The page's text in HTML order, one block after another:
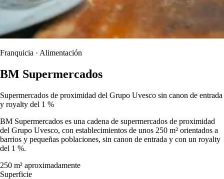
Franquicia · Alimentación
BM Supermercados
Supermercados de proximidad del Grupo Uvesco sin canon de entrada
y royalty del 1 %
BM Supermercados es una cadena de supermercados de proximidad
del Grupo Uvesco, con establecimientos de unos 250 m² orientados a
barrios y pequeñas poblaciones, sin canon de entrada y con un royalty
del 1 %.
250 m² aproximadamente
Superficie